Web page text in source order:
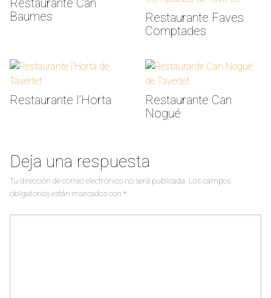
Restaurante Can
Baumes
Restaurante Faves
Comptades
Restaurante l’Horta
Restaurante Can
Nogué
Deja una respuesta
Tu dirección de correo electrónico no será publicada. Los campos
obligatorios están marcados con *